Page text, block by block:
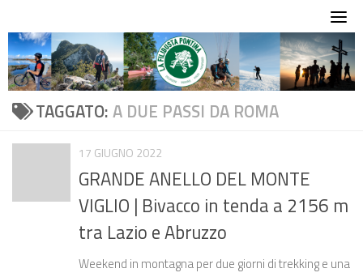
to
content
TAGGATO:A DUE PASSI DA ROMA
17 GIUGNO 2022
GRANDE ANELLO DEL MONTE
VIGLIO | Bivacco in tenda a 2156 m
tra Lazio e Abruzzo
Weekend in montagna per due giorni di trekking e una